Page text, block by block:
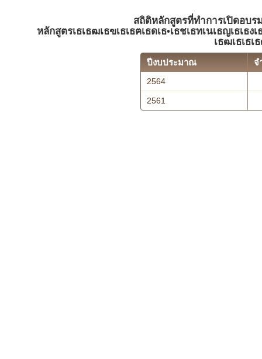
สถิติหลักสูตรที่ทำการเปิดอบ
หลักสูตรเธเธฒเธฃเธเธฅเธดเธ•เธชเธทเนเธญเธเธง
เธฒเธเธ
ปีงบประมาณ จ
2564
2561